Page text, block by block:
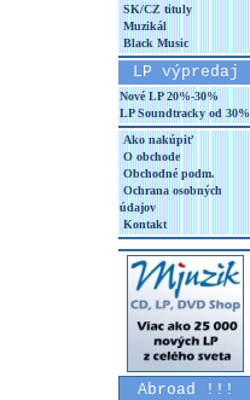
SK/CZ tituly
Muzikál
Black Music
LP výpredaj
Nové LP 20%-30%
LP Soundtracky od 30%
Ako nakúpiť
O obchode
Obchodné podm.
Ochrana osobných
údajov
Kontakt
Abroad !!!